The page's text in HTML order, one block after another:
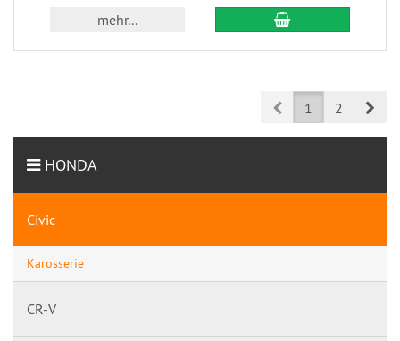
mehr...
Prev1 2
HONDA
Civic
Karosserie
CR-V